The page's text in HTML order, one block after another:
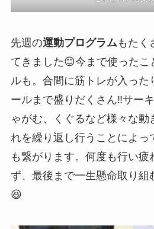
先週の運動プログラムもたく
てきました😊今まで使ったこ
ルも。合間に筋トレが入った
ールまで盛りだくさん‼サー
ゃがむ、くぐるなど様々な動
れを繰り返し行うことによっ
も繋がります。何度も行い疲
ず、最後まで一生懸命取り組
😆